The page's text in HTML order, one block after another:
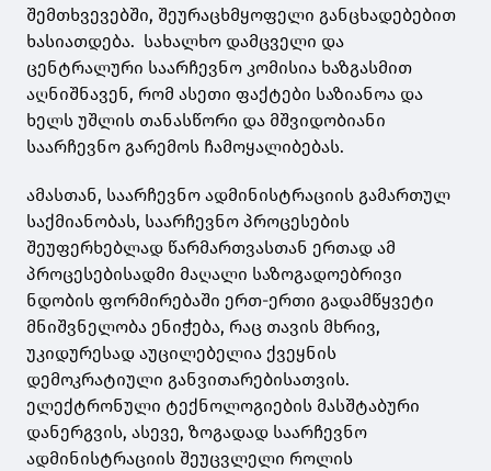
შემთხვევებში, შეურაცხმყოფელი განცხადებებით
ხასიათდება. სახალხო დამცველი და
ცენტრალური საარჩევნო კომისია ხაზგასმით
აღნიშნავენ, რომ ასეთი ფაქტები საზიანოა და
ხელს უშლის თანასწორი და მშვიდობიანი
საარჩევნო გარემოს ჩამოყალიბებას.
ამასთან, საარჩევნო ადმინისტრაციის გამართულ
საქმიანობას, საარჩევნო პროცესების
შეუფერხებლად წარმართვასთან ერთად ამ
პროცესებისადმი მაღალი საზოგადოებრივი
ნდობის ფორმირებაში ერთ-ერთი გადამწყვეტი
მნიშვნელობა ენიჭება, რაც თავის მხრივ,
უკიდურესად აუცილებელია ქვეყნის
დემოკრატიული განვითარებისათვის.
ელექტრონული ტექნოლოგიების მასშტაბური
დანერგვის, ასევე, ზოგადად საარჩევნო
ადმინისტრაციის შეუცვლელი როლის